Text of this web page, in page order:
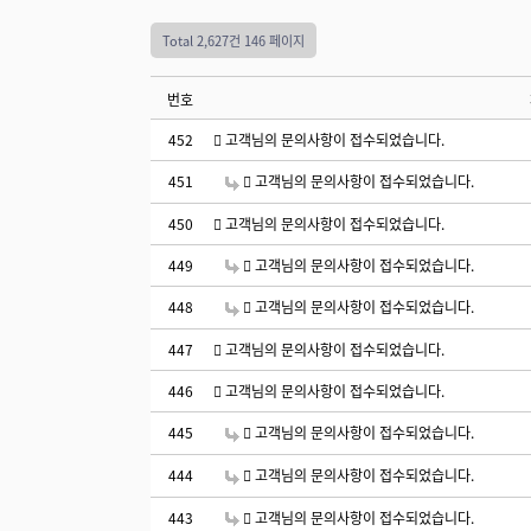
Total 2,627건 146 페이지
번호
452
고객님의 문의사항이 접수되었습니다.
451 고객님의 문의사항이 접수되었습니다.
450 고객님의 문의사항이 접수되었습니다.
449 고객님의 문의사항이 접수되었습니다.
448 고객님의 문의사항이 접수되었습니다.
447 고객님의 문의사항이 접수되었습니다.
446 고객님의 문의사항이 접수되었습니다.
445 고객님의 문의사항이 접수되었습니다.
444 고객님의 문의사항이 접수되었습니다.
443 고객님의 문의사항이 접수되었습니다.